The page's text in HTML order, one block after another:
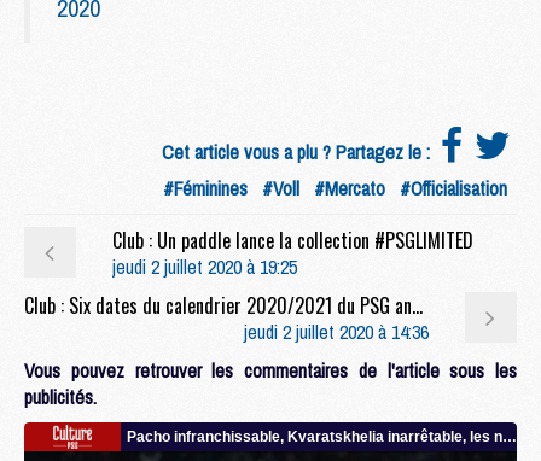
2020
Cet article vous a plu ? Partagez le :
#Féminines #Voll #Mercato #Officialisation
Club : Un paddle lance la collection #PSGLIMITED
jeudi 2 juillet 2020 à 19:25
Club : Six dates du calendrier 2020/2021 du PSG annoncées
jeudi 2 juillet 2020 à 14:36
Vous pouvez retrouver les commentaires de l'article sous les
publicités.